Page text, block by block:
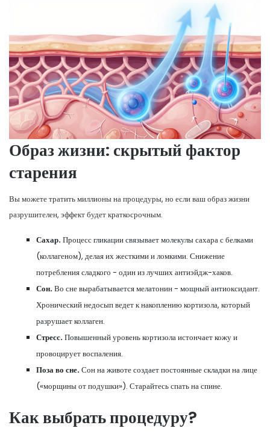
Образ жизни: скрытый фактор
старения
Вы можете тратить миллионы на процедуры, но если ваш образ жизни
разрушителен, эффект будет краткосрочным.
Сахар.Процесс гликации связывает молекулы сахара с белками
(коллагеном), делая их жесткими и ломкими. Снижение
потребления сладкого - один из лучших антиэйдж-хаков.
Сон.Во сне вырабатывается мелатонин - мощный антиоксидант.
Хронический недосып ведет к накоплению кортизола, который
разрушает коллаген.
Стресс.Повышенный уровень кортизола истончает кожу и
провоцирует воспаления.
Поза во сне.Сон на животе создает постоянные складки на лице
(«морщины от подушки»). Старайтесь спать на спине.
Как выбрать процедуру?